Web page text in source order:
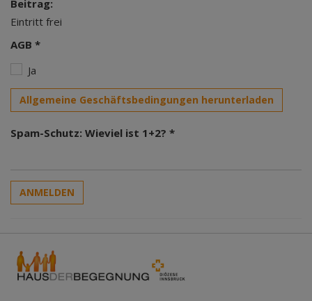
Beitrag:
Eintritt frei
AGB *
Ja
Allgemeine Geschäftsbedingungen herunterladen
Spam-Schutz: Wieviel ist 1+2? *
ANMELDEN